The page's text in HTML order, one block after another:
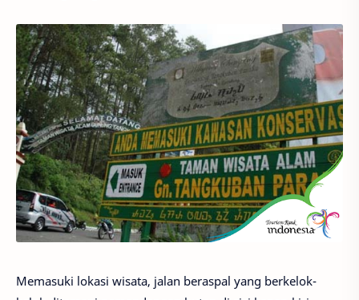
Memasuki lokasi wisata, jalan beraspal yang berkelok-